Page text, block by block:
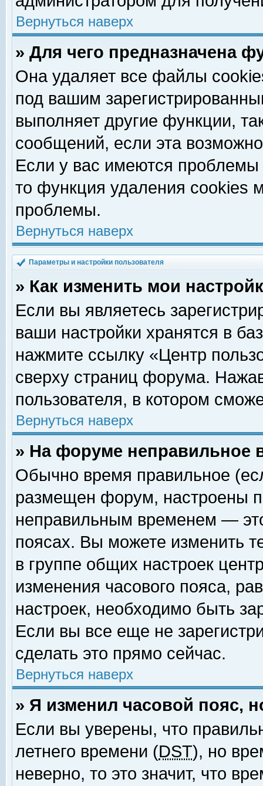
Вернуться наверх
» Для чего предназначена
Она удаляет все файлы
под вашим
выполняет другие функции,
сообщений, если эта
Если у вас имеются
то функция удаления cookies
проблемы.
Вернуться наверх
Параметры и настройки пользователя
» Как изменить мои
Если вы являетесь
ваши настройки хранятся в
нажмите ссылку «Центр
сверху страниц форума.
пользователя, в котором
Вернуться наверх
» На форуме неправильное
Обычно время правильное
размещен форум, настроены
неправильным временем —
поясах. Вы можете изменить
в группе общих настроек
изменения часового пояса,
настроек, необходимо быть
Если вы все еще не
сделать это прямо сейчас.
Вернуться наверх
» Я изменил часовой пояс,
Если вы уверены, что
летнего времени (DST), но
неверно, то это значит, что